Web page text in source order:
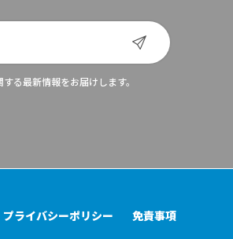
る最新情報をお届けします。
プライバシーポリシー 免責事項